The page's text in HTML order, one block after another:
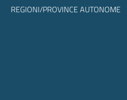
REGIONI/PROVINCE AUTONOME